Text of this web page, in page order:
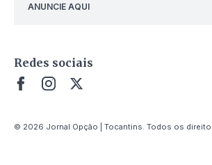
ANUNCIE AQUI
Redes sociais
© 2026 Jornal Opção | Tocantins. Todos os